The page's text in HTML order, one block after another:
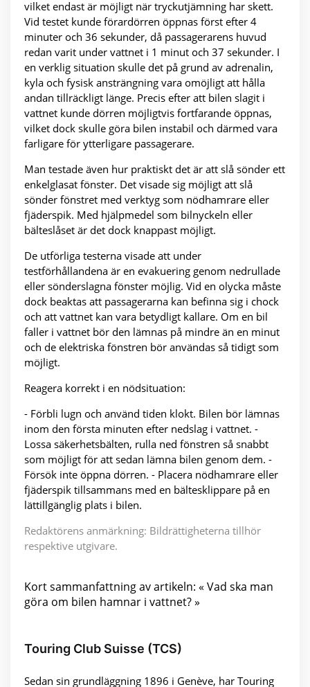
vilket endast är möjligt när tryckutjämning har skett.
Vid testet kunde förardörren öppnas först efter 4
minuter och 36 sekunder, då passagerarens huvud
redan varit under vattnet i 1 minut och 37 sekunder. I
en verklig situation skulle det på grund av adrenalin,
kyla och fysisk ansträngning vara omöjligt att hålla
andan tillräckligt länge. Precis efter att bilen slagit i
vattnet kunde dörren möjligtvis fortfarande öppnas,
vilket dock skulle göra bilen instabil och därmed vara
farligare för ytterligare passagerare.
Man testade även hur praktiskt det är att slå sönder ett
enkelglasat fönster. Det visade sig möjligt att slå
sönder fönstret med verktyg som nödhamrare eller
fjäderspik. Med hjälpmedel som bilnyckeln eller
bälteslåset är det dock knappast möjligt.
De utförliga testerna visade att under
testförhållandena är en evakuering genom nedrullade
eller sönderslagna fönster möjlig. Vid en olycka måste
dock beaktas att passagerarna kan befinna sig i chock
och att vattnet kan vara betydligt kallare. Om en bil
faller i vattnet bör den lämnas på mindre än en minut
och de elektriska fönstren bör användas så tidigt som
möjligt.
Reagera korrekt i en nödsituation:
- Förbli lugn och använd tiden klokt. Bilen bör lämnas
inom den första minuten efter nedslag i vattnet. -
Lossa säkerhetsbälten, rulla ned fönstren så snabbt
som möjligt för att sedan lämna bilen genom dem. -
Försök inte öppna dörren. - Placera nödhamrare eller
fjäderspik tillsammans med en bältesklippare på en
lättillgänglig plats i bilen.
Redaktörens anmärkning: Bildrättigheterna tillhör
respektive utgivare.
Kort sammanfattning av artikeln: « Vad ska man
göra om bilen hamnar i vattnet? »
Touring Club Suisse (TCS)
Sedan sin grundläggning 1896 i Genève, har Touring